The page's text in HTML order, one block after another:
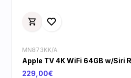
MN873KK/A
Apple TV 4K WiFi 64GB w/Siri
229,00€